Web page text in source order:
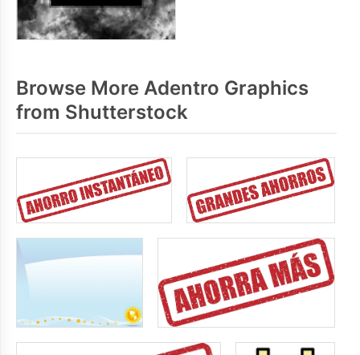
Browse More Adentro Graphics
from Shutterstock